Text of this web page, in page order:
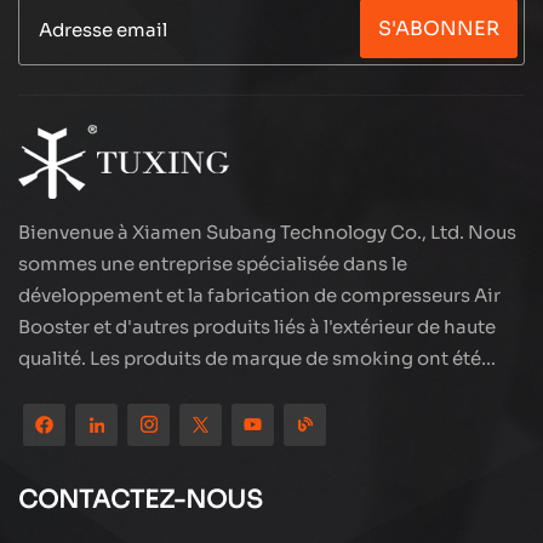
l'alimentation 12V CC, facile à connecter à
l'alimentation de la voiture. Un grand débit gonfle
Protection de la sécurité multiple, surchauffez la
surcharge automatique de l'énergie automatique.
Qu'il s'agisse de l'inflation des pneus ou du
votre partenaire fiable.
S'ABONNER
Bienvenue à Xiamen Subang Technology Co., Ltd. Nous
sommes une entreprise spécialisée dans le
développement et la fabrication de compresseurs Air
Booster et d'autres produits liés à l'extérieur de haute
qualité. Les produits de marque de smoking ont été
située dans les beaux paysages de la ville côtière -
Xiamen, nos produits sont exportés vers plus de 80 pays
et régions, avec une excellente qualité a remporté une
large réputation internationale. La technologie Subang
CONTACTEZ-NOUS